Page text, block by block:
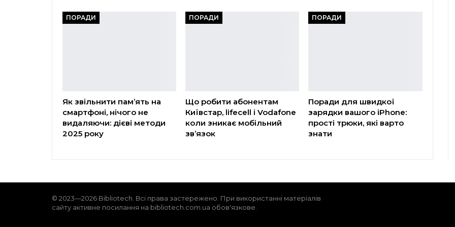
ПОРАДИ
Як звільнити пам’ять на
смартфоні, нічого не
видаляючи: дієві методи
2025 року
ПОРАДИ
Що робити абонентам
Київстар, lifecell і Vodafone
коли зникає мобільний
зв’язок
ПОРАДИ
Поради для швидкої
зарядки вашого iPhone:
прості трюки, які варто
знати
© 2023—2026 Bibliotech. Всі права застережено. При використанні матеріалів
сайту активне посилання на bibliotech.com.ua обов'язкове.